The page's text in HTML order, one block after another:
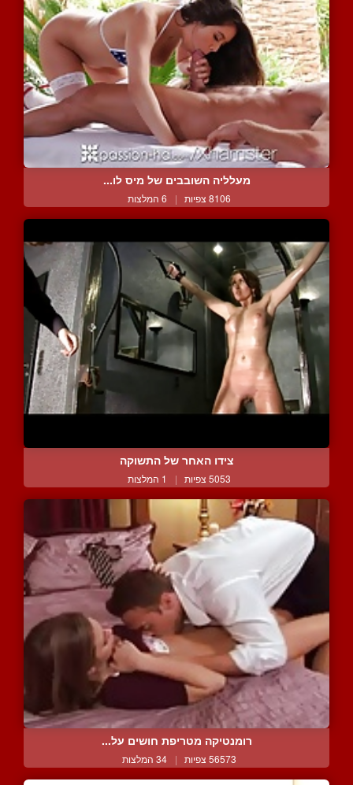
מעלליה השובבים של מיס לו...
8106 צפיות | 6 המלצות
צידו האחר של התשוקה
5053 צפיות | 1 המלצות
רומנטיקה מטריפת חושים על...
56573 צפיות | 34 המלצות